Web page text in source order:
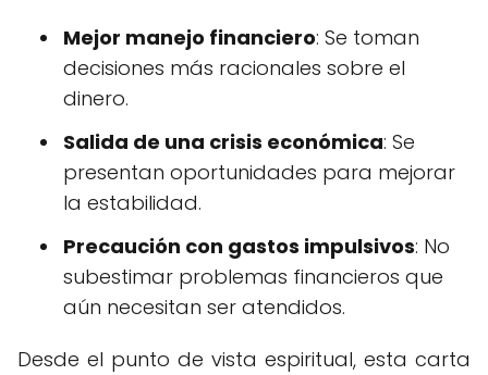
Mejor manejo financiero: Se toman
decisiones más racionales sobre el
dinero.
Salida de una crisis económica: Se
presentan oportunidades para mejorar
la estabilidad.
Precaución con gastos impulsivos: No
subestimar problemas financieros que
aún necesitan ser atendidos.
Desde el punto de vista espiritual, esta carta